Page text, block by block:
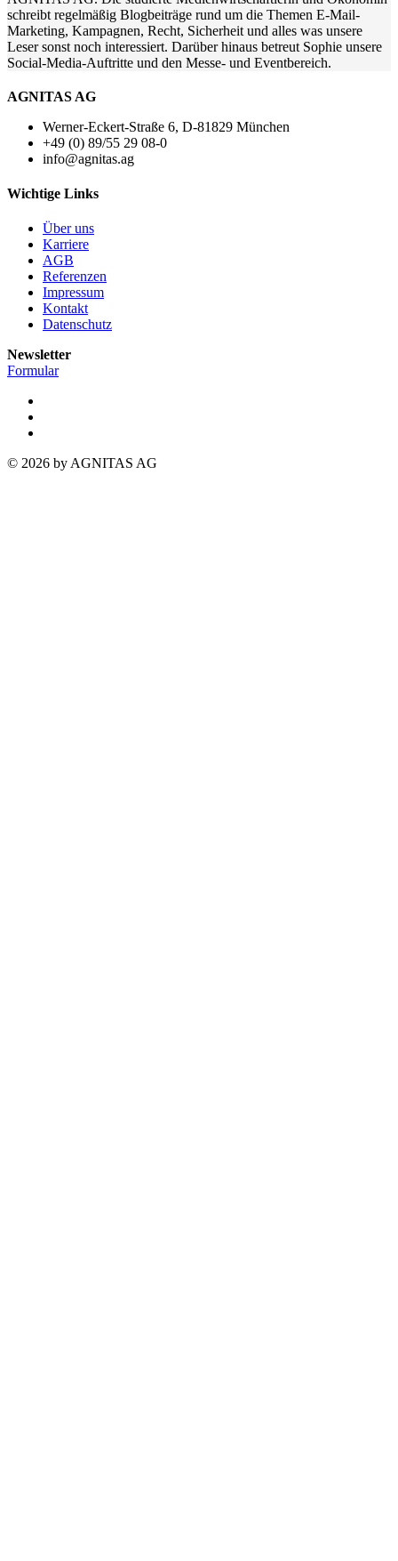
schreibt regelmäßig Blogbeiträge rund um die Themen E-Mail-
Marketing, Kampagnen, Recht, Sicherheit und alles was unsere
Leser sonst noch interessiert. Darüber hinaus betreut Sophie unsere
Social-Media-Auftritte und den Messe- und Eventbereich.
AGNITAS AG
Werner-Eckert-Straße 6, D-81829 München
+49 (0) 89/55 29 08-0
info@agnitas.ag
Wichtige Links
Über uns
Karriere
AGB
Referenzen
Impressum
Kontakt
Datenschutz
Newsletter
Formular
© 2026 by AGNITAS AG